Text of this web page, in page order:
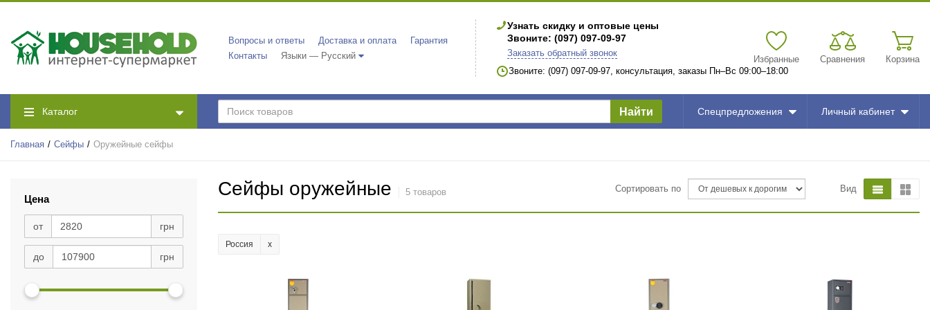
Вопросы и ответы Доставка и оплата
Гарантия
Контакты
Языки — Русский
Узнать скидку и оптовые цены
Звоните: (097) 097-09-97
Заказать обратный звонок
Звоните: (097) 097-09-97, консультация, заказы Пн–Вс 09:00–18:00
Избранные Сравнения Корзина
Каталог Найти Спецпредложения Личный кабинет
Главная Сейфы Оружейные сейфы
Цена
от грн
до грн
Сейфы оружейные 5 товаров Сортировать по Вид
Россия